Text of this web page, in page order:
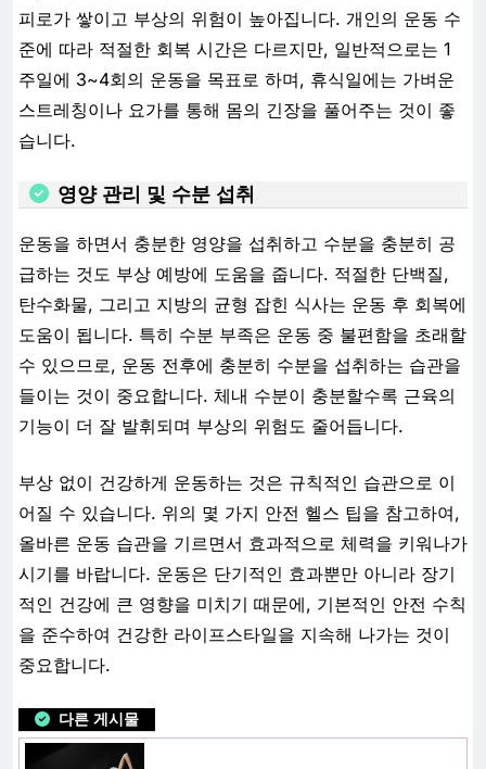
피로가 쌓이고 부상의 위험이 높아집니다. 개인의 운동 수
준에 따라 적절한 회복 시간은 다르지만, 일반적으로는 1
주일에 3~4회의 운동을 목표로 하며, 휴식일에는 가벼운
스트레칭이나 요가를 통해 몸의 긴장을 풀어주는 것이 좋
습니다.
영양 관리 및 수분 섭취
운동을 하면서 충분한 영양을 섭취하고 수분을 충분히 공
급하는 것도 부상 예방에 도움을 줍니다. 적절한 단백질,
탄수화물, 그리고 지방의 균형 잡힌 식사는 운동 후 회복에
도움이 됩니다. 특히 수분 부족은 운동 중 불편함을 초래할
수 있으므로, 운동 전후에 충분히 수분을 섭취하는 습관을
들이는 것이 중요합니다. 체내 수분이 충분할수록 근육의
기능이 더 잘 발휘되며 부상의 위험도 줄어듭니다.
부상 없이 건강하게 운동하는 것은 규칙적인 습관으로 이
어질 수 있습니다. 위의 몇 가지 안전 헬스 팁을 참고하여,
올바른 운동 습관을 기르면서 효과적으로 체력을 키워나가
시기를 바랍니다. 운동은 단기적인 효과뿐만 아니라 장기
적인 건강에 큰 영향을 미치기 때문에, 기본적인 안전 수칙
을 준수하여 건강한 라이프스타일을 지속해 나가는 것이
중요합니다.
다른 게시물